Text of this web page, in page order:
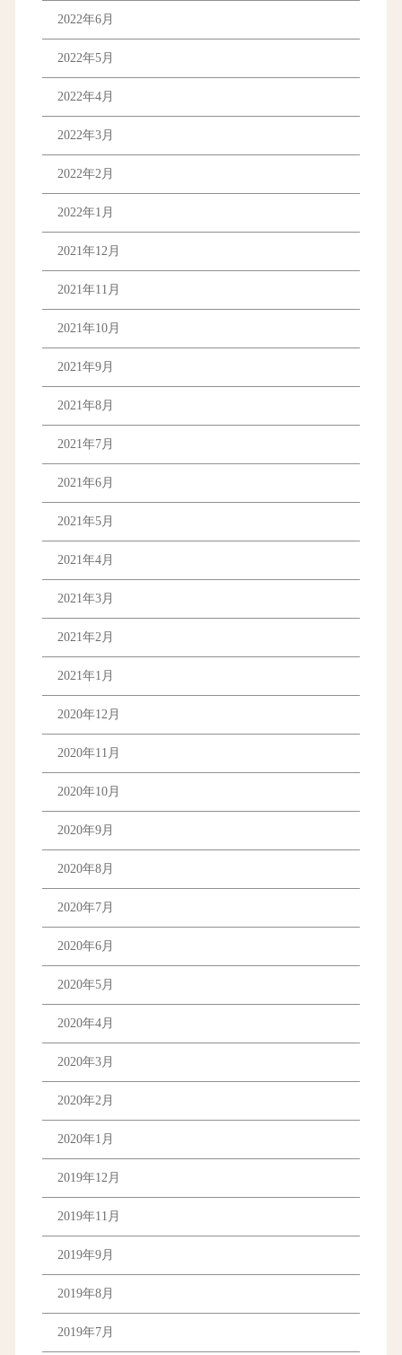
2022年6月
2022年5月
2022年4月
2022年3月
2022年2月
2022年1月
2021年12月
2021年11月
2021年10月
2021年9月
2021年8月
2021年7月
2021年6月
2021年5月
2021年4月
2021年3月
2021年2月
2021年1月
2020年12月
2020年11月
2020年10月
2020年9月
2020年8月
2020年7月
2020年6月
2020年5月
2020年4月
2020年3月
2020年2月
2020年1月
2019年12月
2019年11月
2019年9月
2019年8月
2019年7月